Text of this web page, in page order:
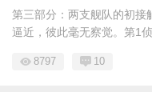
第三部分：两支舰队的初接
逼近，彼此毫无察觉。第1侦
8797 10